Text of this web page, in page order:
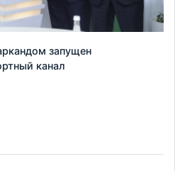
запущен
канал